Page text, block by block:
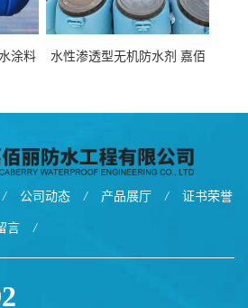
涂料
水性渗透型无机防水剂 嘉佰
/ 公司动态 / 产品展厅 / 证书荣誉
言 /